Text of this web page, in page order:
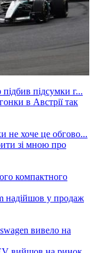
в Австрії так
зі мною про
надійшов у продаж